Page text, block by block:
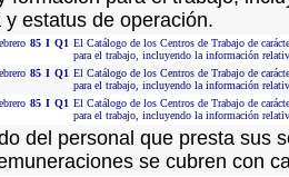
estatus de operación.
85 I Q1 El Catálogo de los Centros de Trabajo de
para el trabajo, incluyendo la información
85 I Q1 El Catálogo de los Centros de Trabajo de
para el trabajo, incluyendo la información
85 I Q1 El Catálogo de los Centros de Trabajo de
para el trabajo, incluyendo la información
del personal que presta sus
se cubren con